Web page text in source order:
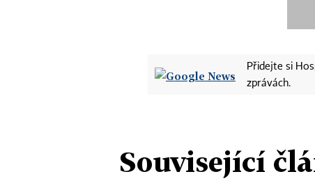
Přidejte si
zprávách.
Související